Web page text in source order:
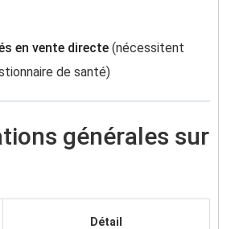
en vente directe(nécessitent
de santé)
générales sur
Détail